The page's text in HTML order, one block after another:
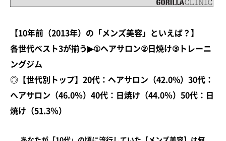
【10年前（2013年）の「メンズ美容」といえば？】
各世代ベスト3が揃う▶①ヘアサロン②日焼け③トレーニ
ングジム
◎【世代別トップ】20代：ヘアサロン（42.0%）30代：
ヘアサロン（46.0％）40代：日焼け（44.0％）50代：日
焼け（51.3％）